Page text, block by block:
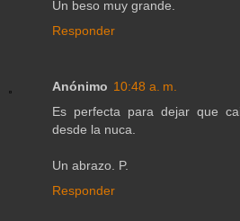
Un beso muy grande.
Responder
Anónimo 10:48 a. m.
Es perfecta para dejar que
desde la nuca.
Un abrazo. P.
Responder